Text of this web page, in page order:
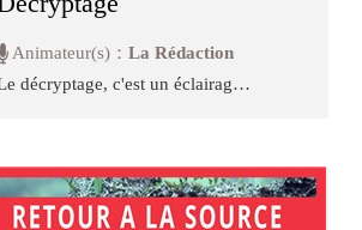
Animateur(s)：La Rédaction
décryptage, c'est un éclairage